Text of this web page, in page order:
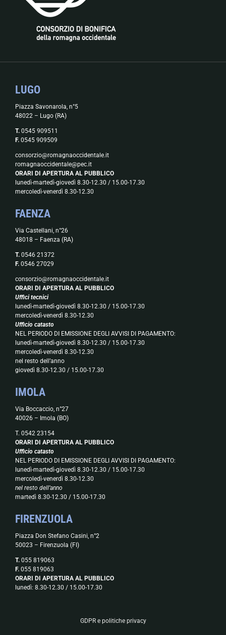
LUGO
Piazza Savonarola, n°5
48022 – Lugo (RA)
T.0545 909511
F.0545 909509
consorzio@romagnaoccidentale.it
romagnaoccidentale@pec.it
ORARI DI APERTURA AL PUBBLICO
lunedì-martedì-giovedì 8.30-12.30 / 15.00-17.30
mercoledì-venerdì 8.30-12.30
FAENZA
Via Castellani, n°26
48018 – Faenza (RA)
T.0546 21372
F.0546 27029
consorzio@romagnaoccidentale.it
ORARI DI APERTURA AL PUBBLICO
Uffici tecnici
lunedì-martedì-giovedì 8.30-12.30 / 15.00-17.30
mercoledì-venerdì 8.30-12.30
Ufficio catasto
NEL PERIODO DI EMISSIONE DEGLI AVVISI DI PAGAMENTO:
lunedì-martedì-giovedì 8.30-12.30 / 15.00-17.30
mercoledì-venerdì 8.30-12.30
nel resto dell’anno
giovedì 8.30-12.30 / 15.00-17.30
IMOLA
Via Boccaccio, n°27
40026 – Imola (BO)
T. 0542 23154
ORARI DI APERTURA AL PUBBLICO
Ufficio catasto
NEL PERIODO DI EMISSIONE DEGLI AVVISI DI PAGAMENTO:
lunedì-martedì-giovedì 8.30-12.30 / 15.00-17.30
mercoledì-venerdì 8.30-12.30
nel resto dell’anno
martedì 8.30-12.30 / 15.00-17.30
FIRENZUOLA
Piazza Don Stefano Casini, n°2
50023 – Firenzuola (FI)
T.055 819063
F.055 819063
ORARI DI APERTURA AL PUBBLICO
lunedì: 8.30-12.30 / 15.00-17.30
GDPR e politiche privacy